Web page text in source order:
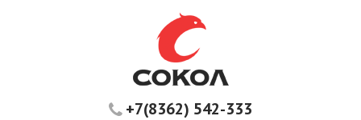
+7(8362) 542-333